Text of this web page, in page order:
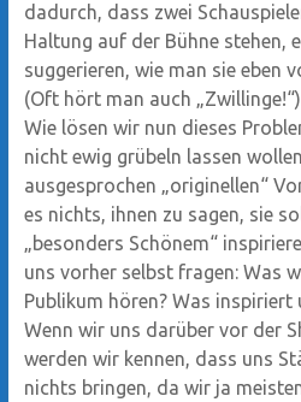
dadurch, dass zwei
Haltung auf der Bühne stehen,
suggerieren, wie man sie eben
(Oft hört man auch „Zwillinge!“)
Wie lösen wir nun dieses
nicht ewig grübeln lassen
ausgesprochen „originellen“
es nichts, ihnen zu sagen, sie
„besonders Schönem“
uns vorher selbst fragen: Was
Publikum hören? Was inspiriert
Wenn wir uns darüber vor der
werden wir kennen, dass uns
nichts bringen, da wir ja